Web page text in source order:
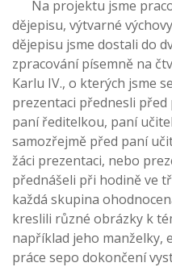
Na projektu jsme
dějepisu, výtvarné
dějepisu jsme dostali do
zpracování písemně na
Karlu IV., o kterých jsme
prezentaci přednesli
paní ředitelkou, paní
samozřejmě před paní
žáci prezentaci, nebo
přednášeli při hodině ve
každá skupina
kreslili různé obrázky k
například jeho manželky,
práce sepo dokončení